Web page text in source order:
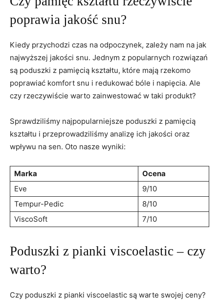
poprawia jakość snu?
Kiedy przychodzi czas na odpoczynek, zależy nam ⁢na jak
najwyższej​ jakości snu. Jednym z popularnych rozwiązań
są poduszki z pamięcią kształtu,⁤ które mają ⁢rzekomo
poprawiać komfort ⁤snu i ​redukować bóle i napięcia. Ale
czy rzeczywiście warto zainwestować w ⁢taki ‍produkt?
Sprawdziliśmy najpopularniejsze poduszki z pamięcią
kształtu i przeprowadziliśmy⁢ analizę ich jakości ⁤oraz
wpływu na sen. Oto nasze wyniki:
Marka
Ocena
Eve
9/10
Tempur-Pedic
8/10
ViscoSoft
7/10
Poduszki z pianki viscoelastic⁣ – czy
⁤warto?
Czy poduszki z pianki⁣ viscoelastic są warte swojej ceny?